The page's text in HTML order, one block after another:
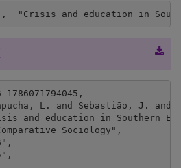
"Crisis and education in